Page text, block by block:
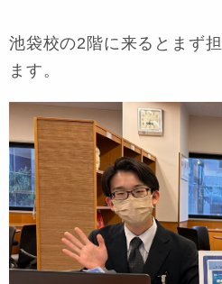
池袋校の2階に来るとまず
ます。